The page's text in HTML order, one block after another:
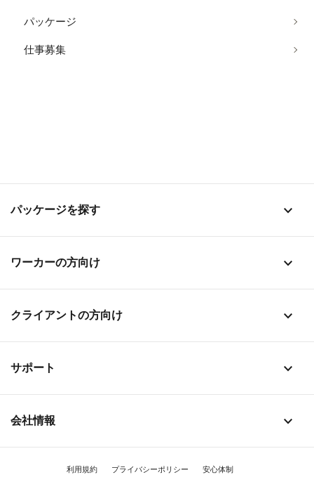
パッケージ
仕事募集
パッケージを探す stat_1
ワーカーの方向け stat_1
クライアントの方向け stat_1
サポート stat_1
会社情報 stat_1
利用規約 プライバシーポリシー 安心体制